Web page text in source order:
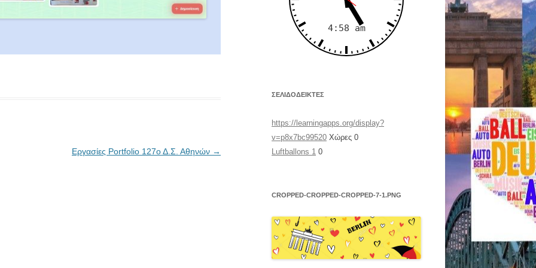
Εργασίες Portfolio 127ο Δ.Σ. Αθηνών →
ΣΕΛΙΔΟΔΕΊΚΤΕΣ
https://learningapps.org/display?
v=p8x7bc99520 Χώρες 0
Luftballons 1 0
CROPPED-CROPPED-CROPPED-7-1.PNG